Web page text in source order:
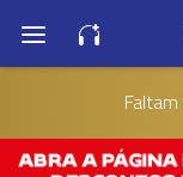
Faltam